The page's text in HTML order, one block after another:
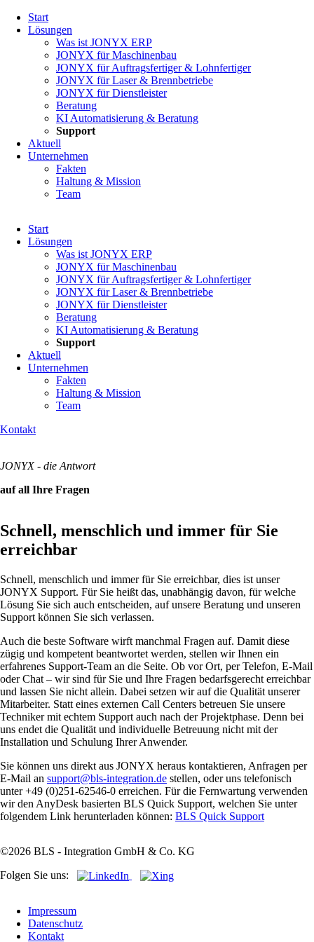
überspringen
Start
Lösungen
Was ist JONYX ERP
JONYX für Maschinenbau
JONYX für Auftragsfertiger & Lohnfertiger
JONYX für Laser & Brennbetriebe
JONYX für Dienstleister
Beratung
KI Automatisierung & Beratung
Support
Aktuell
Unternehmen
Fakten
Haltung & Mission
Team
überspringen
Start
Lösungen
Was ist JONYX ERP
JONYX für Maschinenbau
JONYX für Auftragsfertiger & Lohnfertiger
JONYX für Laser & Brennbetriebe
JONYX für Dienstleister
Beratung
KI Automatisierung & Beratung
Support
Aktuell
Unternehmen
Fakten
Haltung & Mission
Team
Kontakt
JONYX - die Antwort
auf all Ihre Fragen
Schnell, menschlich und immer für Sie
erreichbar
Schnell, menschlich und immer für Sie erreichbar, dies ist unser
JONYX Support. Für Sie heißt das, unabhängig davon, für welche
Lösung Sie sich auch entscheiden, auf unsere Beratung und unseren
Support können Sie sich verlassen.
Auch die beste Software wirft manchmal Fragen auf. Damit diese
zügig und kompetent beantwortet werden, stellen wir Ihnen ein
erfahrenes Support-Team an die Seite. Ob vor Ort, per Telefon, E-Mail
oder Chat – wir sind für Sie und Ihre Fragen bedarfsgerecht erreichbar
und lassen Sie nicht allein. Dabei setzen wir auf die Qualität unserer
Mitarbeiter. Statt eines externen Call Centers betreuen Sie unsere
Techniker mit echtem Support auch nach der Projektphase. Denn bei
uns endet die Qualität und individuelle Betreuung nicht mit der
Installation und Schulung Ihrer Anwender.
Sie können uns direkt aus JONYX heraus kontaktieren, Anfragen per
E-Mail an support@bls-integration.de stellen, oder uns telefonisch
unter +49 (0)251-62546-0 erreichen. Für die Fernwartung verwenden
wir den AnyDesk basierten BLS Quick Support, welchen Sie unter
folgendem Link herunterladen können: BLS Quick Support
©2026 BLS - Integration GmbH & Co. KG
Folgen Sie uns:
überspringen
Impressum
Datenschutz
Kontakt